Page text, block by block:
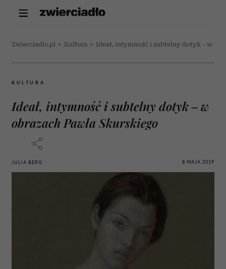
Zwierciadlo.pl > Kultura > Ideał, intymność i subtelny dotyk – w
KULTURA
Ideał, intymność i subtelny dotyk – w
obrazach Pawła Skurskiego
JULIA BERG 8 MAJA 2019